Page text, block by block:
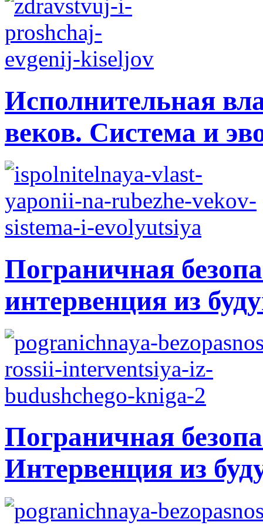
Исполнительная
веков. Система и
Пограничная
интервенция из
Пограничная
Интервенция из